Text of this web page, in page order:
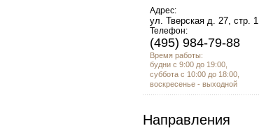
Адрес:
ул. Тверская д. 27, стр. 1
Телефон:
(495) 984-79-88
Время работы:
будни с 9:00 до 19:00,
суббота с 10:00 до 18:00,
воскресенье - выходной
Направления